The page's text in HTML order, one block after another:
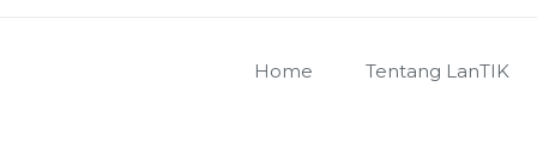
Home Tentang LanTIK